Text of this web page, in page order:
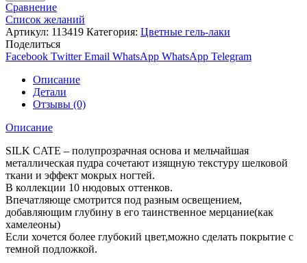
Сравнение
Список желаний
Артикул: 113419 Категория: Цветные гель-лаки
Поделиться
Facebook Twitter Email WhatsApp WhatsApp Telegram
Описание
Детали
Отзывы (0)
Описание
SILK CATE – полупрозрачная основа и мельчайшая
металлическая пудра сочетают изящную текстуру шелковой
ткани и эффект мокрых ногтей.
В коллекции 10 нюдовых оттенков.
Впечатляюще смотрится под разным освещением,
добавляющим глубину в его таинственное мерцание(как
хамелеоны)
Если хочется более глубокий цвет,можно сделать покрытие с
темной подложкой.